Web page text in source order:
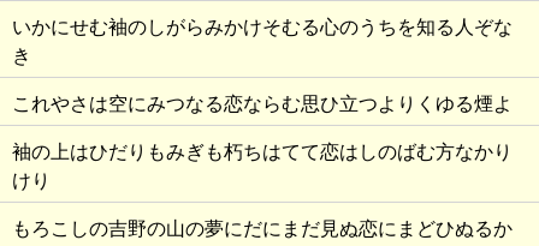
いかにせむ袖のしがらみかけそむる心のうちを知る人ぞな
き
これやさは空にみつなる恋ならむ思ひ立つよりくゆる煙よ
袖の上はひだりもみぎも朽ちはてて恋はしのばむ方なかり
けり
もろこしの吉野の山の夢にだにまだ見ぬ恋にまどひぬるか